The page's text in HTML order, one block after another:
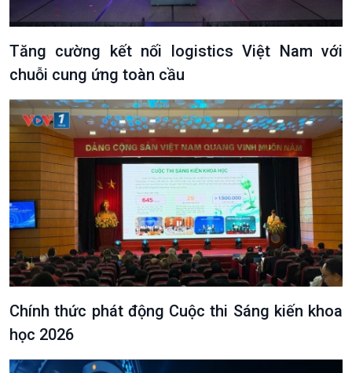
Tăng cường kết nối logistics Việt Nam với
chuỗi cung ứng toàn cầu
Chính thức phát động Cuộc thi Sáng kiến khoa
học 2026